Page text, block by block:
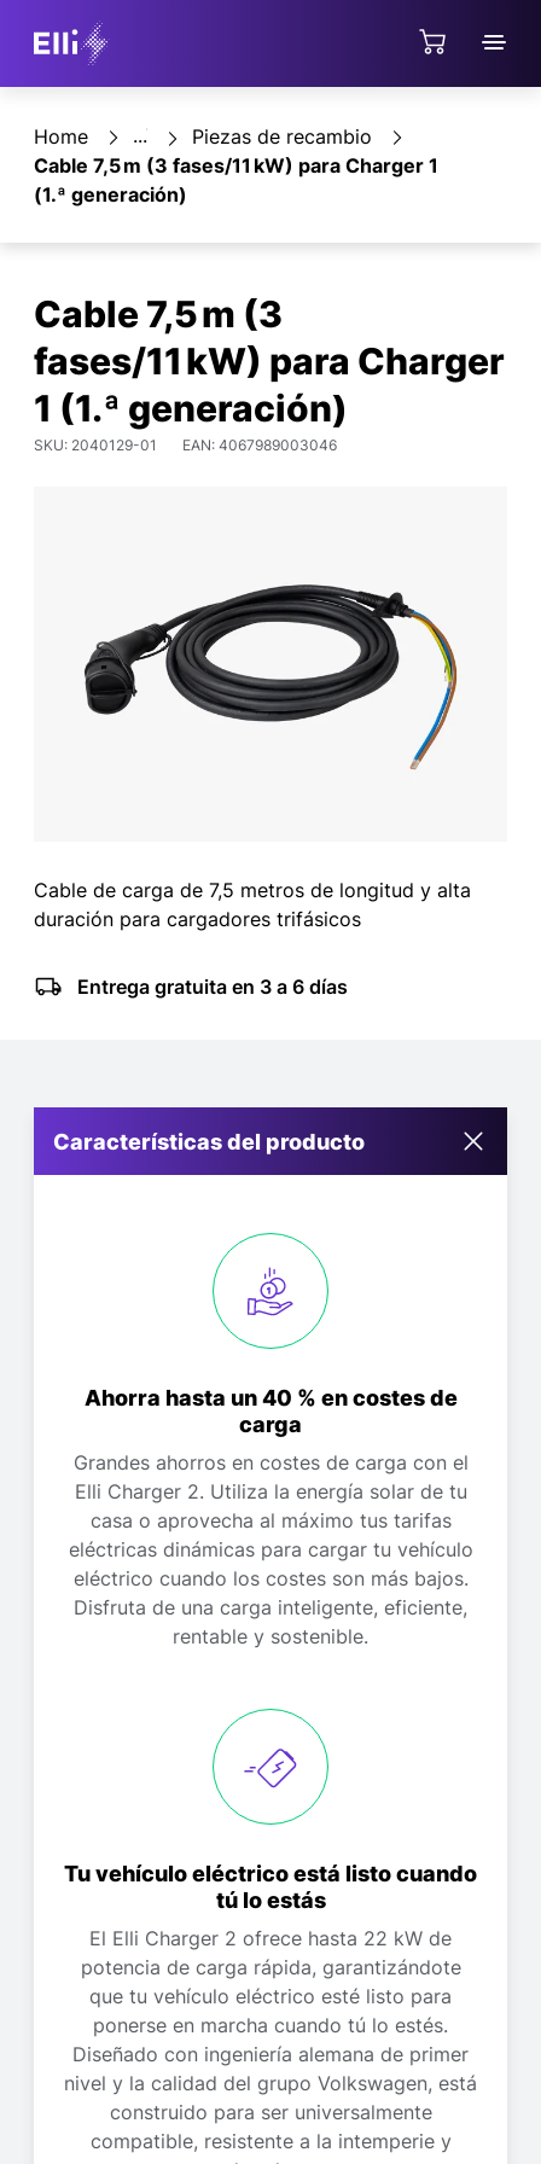
Home TiendaPiezas de recambio
Cable 7,5 m (3 fases/11 kW) para Charger 1
(1.ª generación)
Cable 7,5 m (3
fases/11 kW) para Charger
1 (1.ª generación)
SKU: 2040129-01 EAN: 4067989003046
Cable de carga de 7,5 metros de longitud y alta
duración para cargadores trifásicos
Entrega gratuita en 3 a 6 días
Características del producto
Ahorra hasta un 40 % en costes de
carga
Grandes ahorros en costes de carga con el
Elli Charger 2. Utiliza la energía solar de tu
casa o aprovecha al máximo tus tarifas
eléctricas dinámicas para cargar tu vehículo
eléctrico cuando los costes son más bajos.
Disfruta de una carga inteligente, eficiente,
rentable y sostenible.
Tu vehículo eléctrico está listo cuando
tú lo estás
El Elli Charger 2 ofrece hasta 22 kW de
potencia de carga rápida, garantizándote
que tu vehículo eléctrico esté listo para
ponerse en marcha cuando tú lo estés.
Diseñado con ingeniería alemana de primer
nivel y la calidad del grupo Volkswagen, está
construido para ser universalmente
compatible, resistente a la intemperie y